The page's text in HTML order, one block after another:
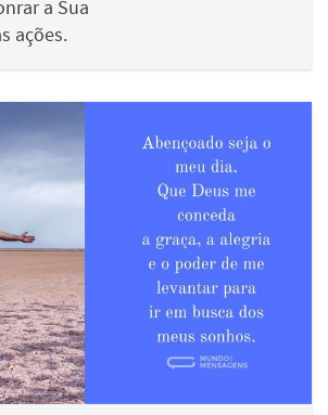
a Sua
ações.